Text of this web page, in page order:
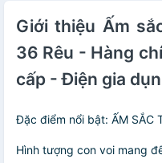
Giới thiệu Ấm
36 Rêu - Hàng
cấp - Điện gia
Đặc điểm nổi bật: ẤM SẮC
Hình tượng con voi mang